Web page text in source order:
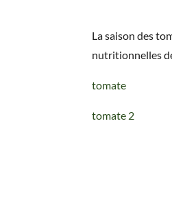
La saison des
nutritionnelles
tomate
tomate 2